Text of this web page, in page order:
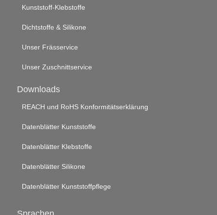
Kunststoff-Klebstoffe
Dichtstoffe & Silikone
Unser Frässervice
Unser Zuschnittservice
Downloads
REACH und RoHS Konformitätserklärung
Datenblätter Kunststoffe
Datenblätter Klebstoffe
Datenblätter Silikone
Datenblätter Kunststoffpflege